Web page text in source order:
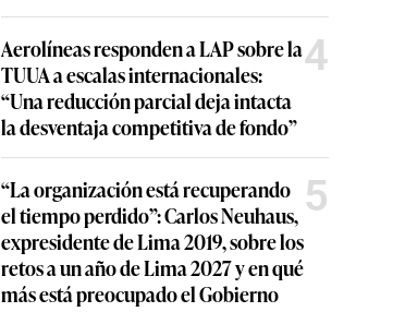
Aerolíneas responden a LAP sobre la
TUUA a escalas internacionales:
“Una reducción parcial deja intacta
la desventaja competitiva de fondo”
4
“La organización está recuperando
el tiempo perdido”: Carlos Neuhaus,
expresidente de Lima 2019, sobre los
retos a un año de Lima 2027 y en qué
más está preocupado el Gobierno
5